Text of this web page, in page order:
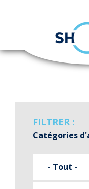
Aller
FILTRER :
Catégories
- Tout -